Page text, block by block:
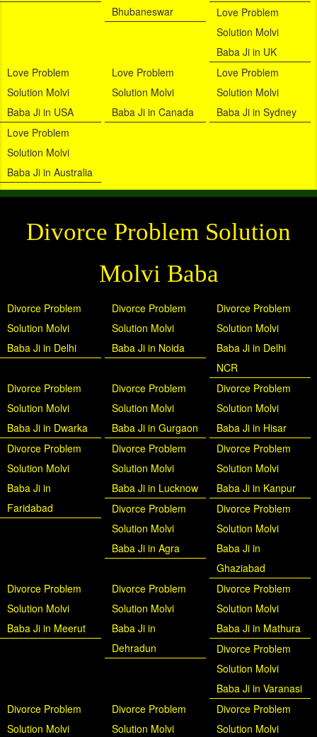
Bhubaneswar
Love Problem
Solution Molvi
Baba Ji in UK
Love Problem
Solution Molvi
Baba Ji in USA
Love Problem
Solution Molvi
Baba Ji in Canada
Love Problem
Solution Molvi
Baba Ji in Sydney
Love Problem
Solution Molvi
Baba Ji in Australia
Divorce Problem Solution
Molvi Baba
Divorce Problem
Solution Molvi
Baba Ji in Delhi
Divorce Problem
Solution Molvi
Baba Ji in Noida
Divorce Problem
Solution Molvi
Baba Ji in Delhi
NCR
Divorce Problem
Solution Molvi
Baba Ji in Dwarka
Divorce Problem
Solution Molvi
Baba Ji in Gurgaon
Divorce Problem
Solution Molvi
Baba Ji in Hisar
Divorce Problem
Solution Molvi
Baba Ji in
Faridabad
Divorce Problem
Solution Molvi
Baba Ji in Lucknow
Divorce Problem
Solution Molvi
Baba Ji in Kanpur
Divorce Problem
Solution Molvi
Baba Ji in Agra
Divorce Problem
Solution Molvi
Baba Ji in
Ghaziabad
Divorce Problem
Solution Molvi
Baba Ji in Meerut
Divorce Problem
Solution Molvi
Baba Ji in
Dehradun
Divorce Problem
Solution Molvi
Baba Ji in Mathura
Divorce Problem
Solution Molvi
Baba Ji in Varanasi
Divorce Problem
Solution Molvi
Divorce Problem
Solution Molvi
Divorce Problem
Solution Molvi